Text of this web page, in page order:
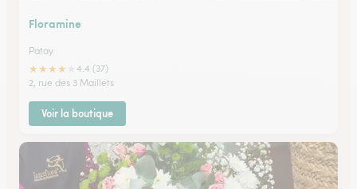
Floramine
Patay
★★★★
4.4 (37)
2, rue des 3 Maillets
Voir la boutique